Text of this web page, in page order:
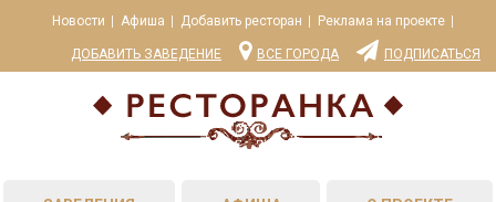
Новости Афиша Добавить ресторан Реклама на проекте
ДОБАВИТЬ ЗАВЕДЕНИЕ ВСЕ ГОРОДА ПОДПИСАТЬСЯ